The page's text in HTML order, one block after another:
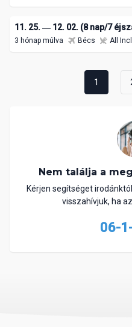
11. 25. ― 12. 02. (8 nap/7
3 hónap múlva Bécs All
1
Nem találja a
Kérjen segítséget
visszahívjuk, ha
06-